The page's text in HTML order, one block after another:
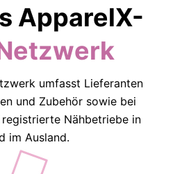
ApparelX-
umfasst Lieferanten
und Zubehör sowie bei
Nähbetriebe in
im Ausland.